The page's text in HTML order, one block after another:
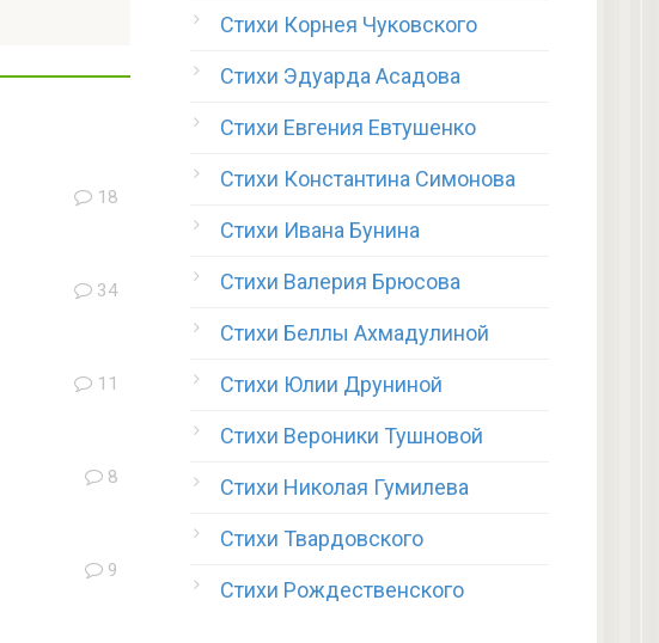
18
34
11
8
9
Стихи Корнея Чуковского
Стихи Эдуарда Асадова
Стихи Евгения Евтушенко
Стихи Константина Симонова
Стихи Ивана Бунина
Стихи Валерия Брюсова
Стихи Беллы Ахмадулиной
Стихи Юлии Друниной
Стихи Вероники Тушновой
Стихи Николая Гумилева
Стихи Твардовского
Стихи Рождественского